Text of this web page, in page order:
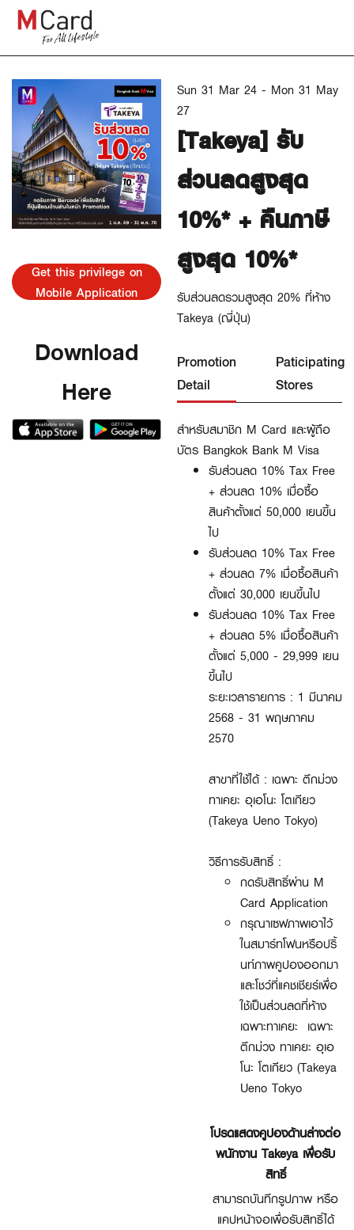
Get this privilege on
Mobile Application
Download
Here
Sun 31 Mar 24 - Mon 31 May
27
[Takeya] รับ
ส่วนลดสูงสุด
10%* + คืนภาษี
สูงสุด 10%*
รับส่วนลดรวมสูงสุด 20% ที่ห้าง
Takeya (ญี่ปุ่น)
Promotion
Detail
Paticipating
Stores
สำหรับสมาชิก M Card และผู้ถือ
บัตร Bangkok Bank M Visa
รับส่วนลด 10% Tax Free
+ ส่วนลด 10% เมื่อซื้อ
สินค้าตั้งแต่ 50,000 เยนขึ้น
ไป
รับส่วนลด 10% Tax Free
+ ส่วนลด 7% เมื่อซื้อสินค้า
ตั้งแต่ 30,000 เยนขึ้นไป
รับส่วนลด 10% Tax Free
+ ส่วนลด 5% เมื่อซื้อสินค้า
ตั้งแต่ 5,000 - 29,999 เยน
ขึ้นไป
ระยะเวลารายการ : 1 มีนาคม
2568 - 31 พฤษภาคม
2570
สาขาที่ใช้ได้ : เฉพาะ ตึกม่วง
ทาเคยะ อุเอโนะ โตเกียว
(Takeya Ueno Tokyo)
วิธีการรับสิทธิ์ :
กดรับสิทธิ์ผ่าน M
Card Application
กรุณาเซฟภาพเอาไว้
ในสมาร์ทโฟนหรือปริ้
นท์ภาพคูปองออกมา
และโชว์ที่แคชเชียร์เพื่อ
ใช้เป็นส่วนลดที่ห้าง
เฉพาะทาเคยะ เฉพาะ
ตึกม่วง ทาเคยะ อุเอ
โนะ โตเกียว (Takeya
Ueno Tokyo
โปรดแสดงคูปองด้านล่างต่อ
พนักงาน Takeya เพื่อรับ
สิทธิ์
สามารถบันทึกรูปภาพ หรือ
แคปหน้าจอเพื่อรับสิทธิ์ได้